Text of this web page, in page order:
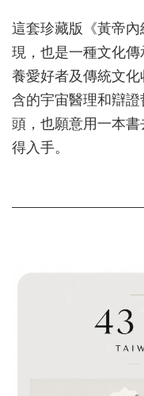
這套珍藏版《黃帝
現，也是一種文化
養愛好者及傳統文
含的宇宙醫理和辯
頭，也願意用一本
得入手。